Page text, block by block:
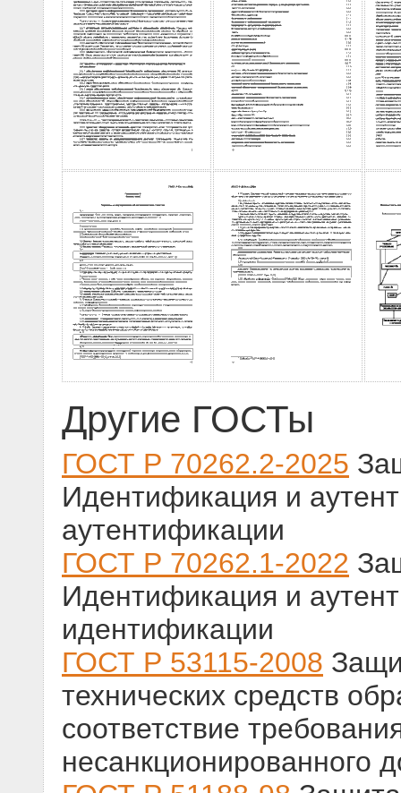
Другие ГОСТы
ГОСТ Р 70262.2-2025
Идентификация и
аутентификации
ГОСТ Р 70262.1-2022
Идентификация и
идентификации
ГОСТ Р 53115-2008
технических средств
соответствие
несанкционированного